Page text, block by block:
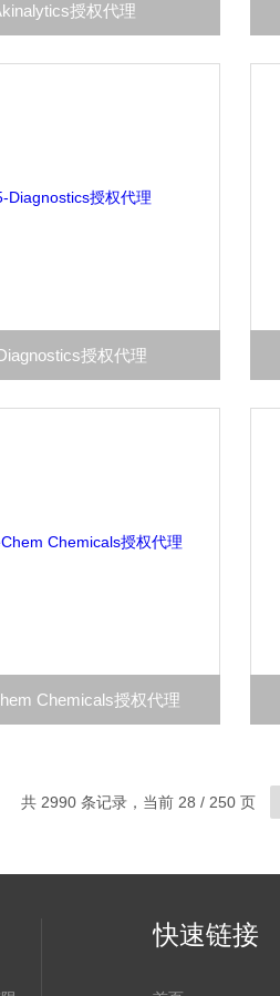
授权代理
授权代理
Chemicals授权代理
共 2990 条记录，当前 28 / 250 页
快速链接